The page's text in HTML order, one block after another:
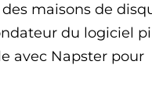
maisons de
du logiciel
avec Napster pour